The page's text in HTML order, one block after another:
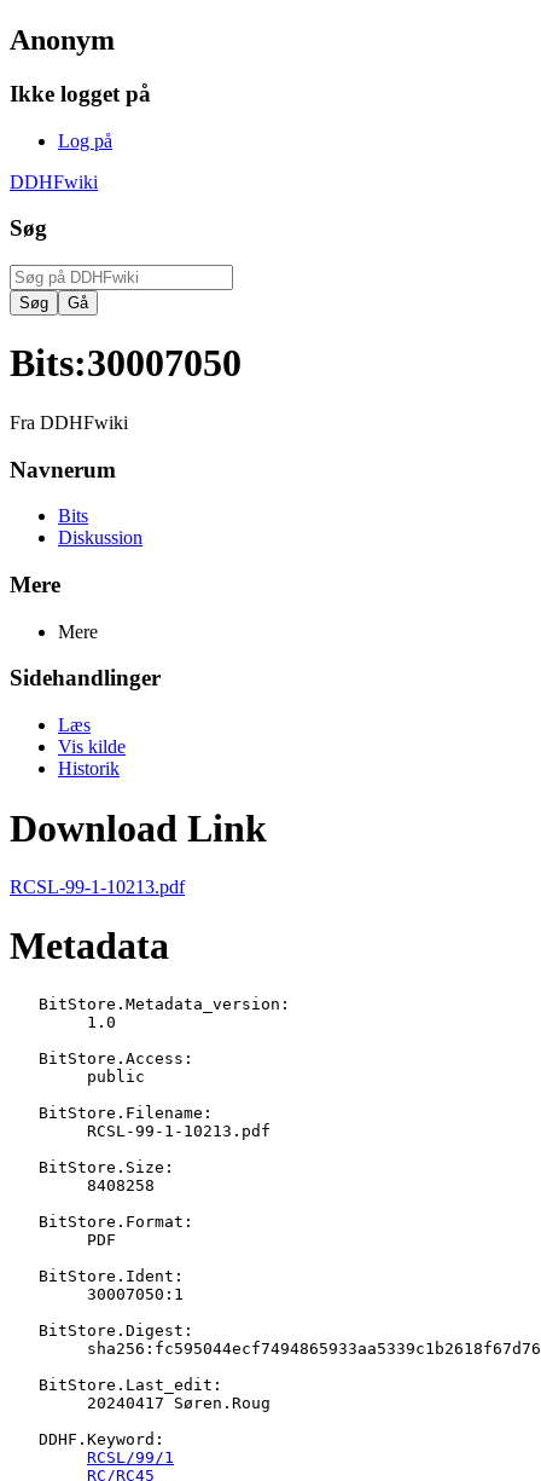
Anonym
Ikke logget på
Log på
DDHFwiki
Søg
Bits:30007050
Fra DDHFwiki
Navnerum
Bits
Diskussion
Mere
Mere
Sidehandlinger
Læs
Vis kilde
Historik
Download Link
RCSL-99-1-10213.pdf
Metadata
   BitStore.Metadata_version:
   BitStore.Access:
   BitStore.Filename:
   BitStore.Size:
   BitStore.Format:
   BitStore.Ident:
   BitStore.Digest:
   BitStore.Last_edit:
   DDHF.Keyword:
RCSL/99/1
RC/RC45